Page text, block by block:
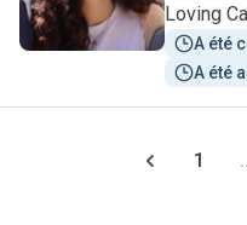
Loving
A été
A été
1